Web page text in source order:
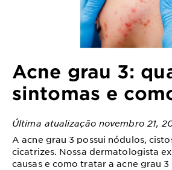
Acne grau 3:
sintomas e
Última atualização novembro 21,
A acne grau 3 possui nódulos,
cicatrizes. Nossa dermatologista
causas e como tratar a acne grau